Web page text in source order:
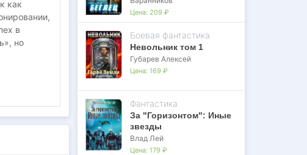
как
в
но
Цена: 209 ₽
Боевая фантастика
Невольник том 1
Губарев Алексей
Цена: 169 ₽
Фантастика
За "Горизонтом": Иные
звезды
Влад Лей
Цена: 179 ₽